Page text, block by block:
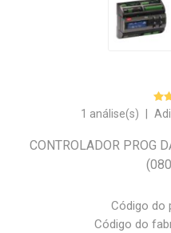
1 análise(s)
CONTROLADOR PROG
Código do
Código do